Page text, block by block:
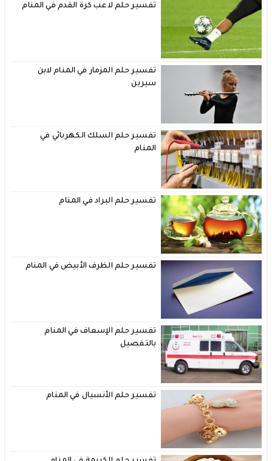
تفسير حلم لاعب كرة القدم في المنام
تفسير حلم المزمار في المنام لابن
سيرين
تفسير حلم السلك الكهربائي في
المنام
تفسير حلم البراد في المنام
تفسير حلم الظرف الأبيض في المنام
تفسير حلم الإسعاف في المنام
بالتفصيل
تفسير حلم الأنسيال في المنام